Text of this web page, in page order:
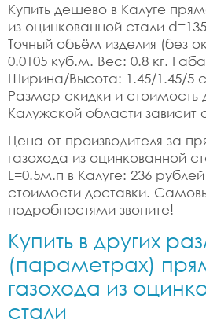
Купить дешево в Калуге
из оцинкованной стали
Точный объём изделия (без
0.0105 куб.м. Вес: 0.8 кг.
Ширина/Высота: 1.45/1.45/5
Размер скидки и стоимость
Калужской области зависит
Цена от производителя за
газохода из оцинкованной
L=0.5м.п в Калуге: 236
стоимости доставки.
подробностями звоните!
Купить в других
(параметрах)
газохода из
стали